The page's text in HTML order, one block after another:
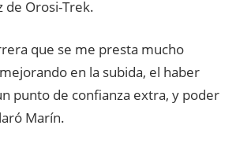
de Orosi-Trek.
que se me presta mucho
en la subida, el haber
punto de confianza extra, y poder
Marín.